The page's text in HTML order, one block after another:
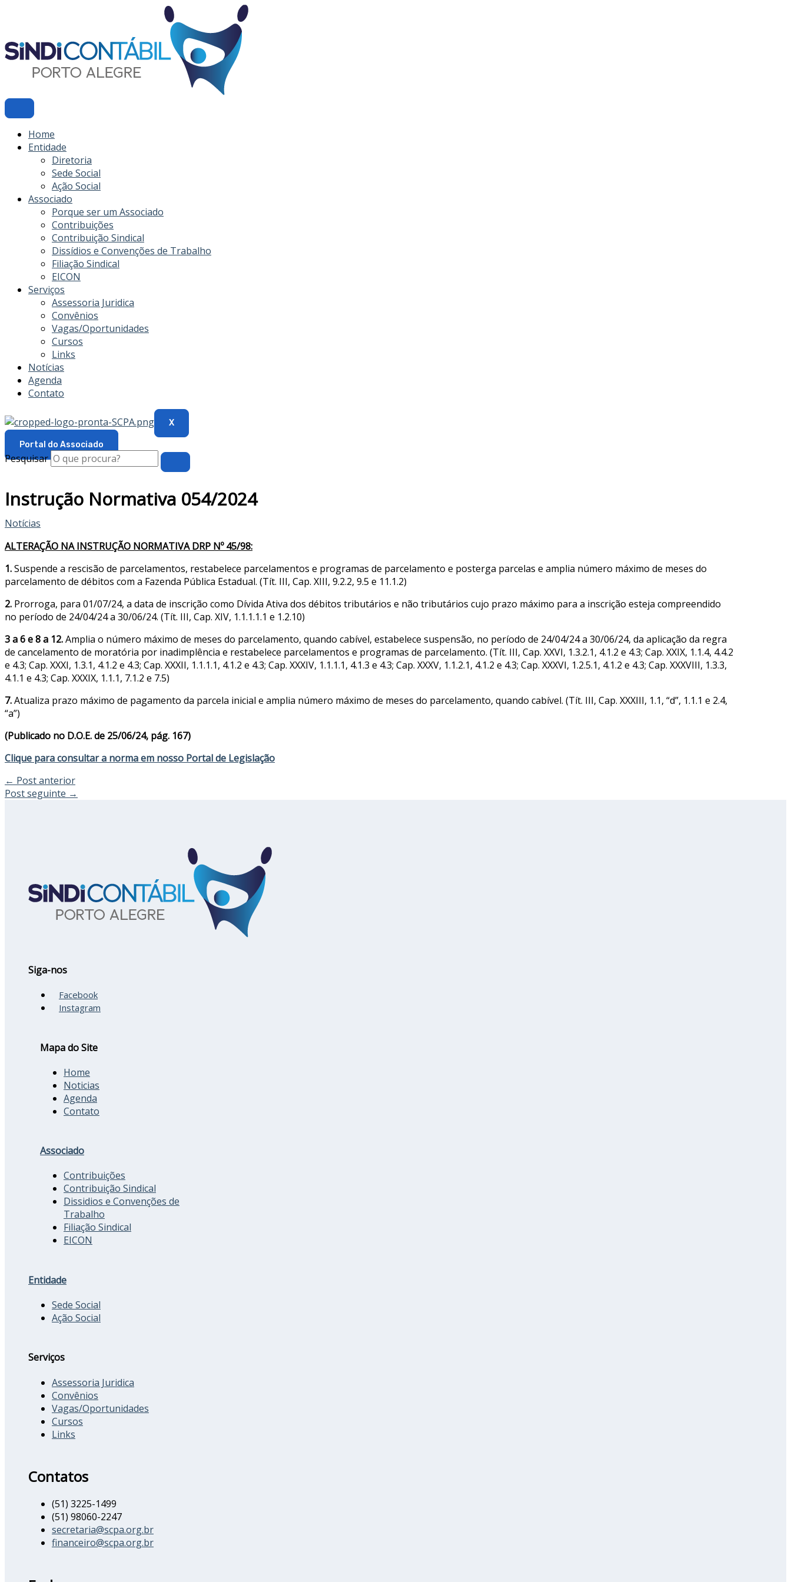
conteúdo
Home
Entidade
Diretoria
Sede Social
Ação Social
Associado
Porque ser um Associado
Contribuições
Contribuição Sindical
Dissídios e Convenções de Trabalho
Filiação Sindical
EICON
Serviços
Assessoria Juridica
Convênios
Vagas/Oportunidades
Cursos
Links
Notícias
Agenda
Contato
X
Portal do Associado
Pesquisar
Instrução Normativa 054/2024
Notícias
ALTERAÇÃO NA INSTRUÇÃO NORMATIVA DRP Nº 45/98:
1.Suspende a rescisão de parcelamentos, restabelece parcelamentos e programas de parcelamento e posterga parcelas e amplia número máximo de meses do
parcelamento de débitos com a Fazenda Pública Estadual. (Tít. III, Cap. XIII, 9.2.2, 9.5 e 11.1.2)
2. Prorroga, para 01/07/24, a data de inscrição como Dívida Ativa dos débitos tributários e não tributários cujo prazo máximo para a inscrição esteja compreendido
no período de 24/04/24 a 30/06/24. (Tít. III, Cap. XIV, 1.1.1.1.1 e 1.2.10)
3 a 6 e 8 a 12.Amplia o número máximo de meses do parcelamento, quando cabível, estabelece suspensão, no período de 24/04/24 a 30/06/24, da aplicação da regra
de cancelamento de moratória por inadimplência e restabelece parcelamentos e programas de parcelamento. (Tít. III, Cap. XXVI, 1.3.2.1, 4.1.2 e 4.3; Cap. XXIX, 1.1.4, 4.4.2
e 4.3; Cap. XXXI, 1.3.1, 4.1.2 e 4.3; Cap. XXXII, 1.1.1.1, 4.1.2 e 4.3; Cap. XXXIV, 1.1.1.1, 4.1.3 e 4.3; Cap. XXXV, 1.1.2.1, 4.1.2 e 4.3; Cap. XXXVI, 1.2.5.1, 4.1.2 e 4.3; Cap. XXXVIII, 1.3.3,
4.1.1 e 4.3; Cap. XXXIX, 1.1.1, 7.1.2 e 7.5)
7.Atualiza prazo máximo de pagamento da parcela inicial e amplia número máximo de meses do parcelamento, quando cabível. (Tít. III, Cap. XXXIII, 1.1, “d”, 1.1.1 e 2.4,
“a”)
(Publicado no D.O.E. de 25/06/24, pág. 167)
Clique para consultar a norma em nosso Portal de Legislação
← Post anterior
Post seguinte →
Siga-nos
Facebook
Instagram
Mapa do Site
Home
Noticias
Agenda
Contato
Associado
Contribuições
Contribuição Sindical
Dissidios e Convenções de
Trabalho
Filiação Sindical
EICON
Entidade
Sede Social
Ação Social
Serviços
Assessoria Juridica
Convênios
Vagas/Oportunidades
Cursos
Links
Contatos
(51) 3225-1499
(51) 98060-2247
secretaria@scpa.org.br
financeiro@scpa.org.br